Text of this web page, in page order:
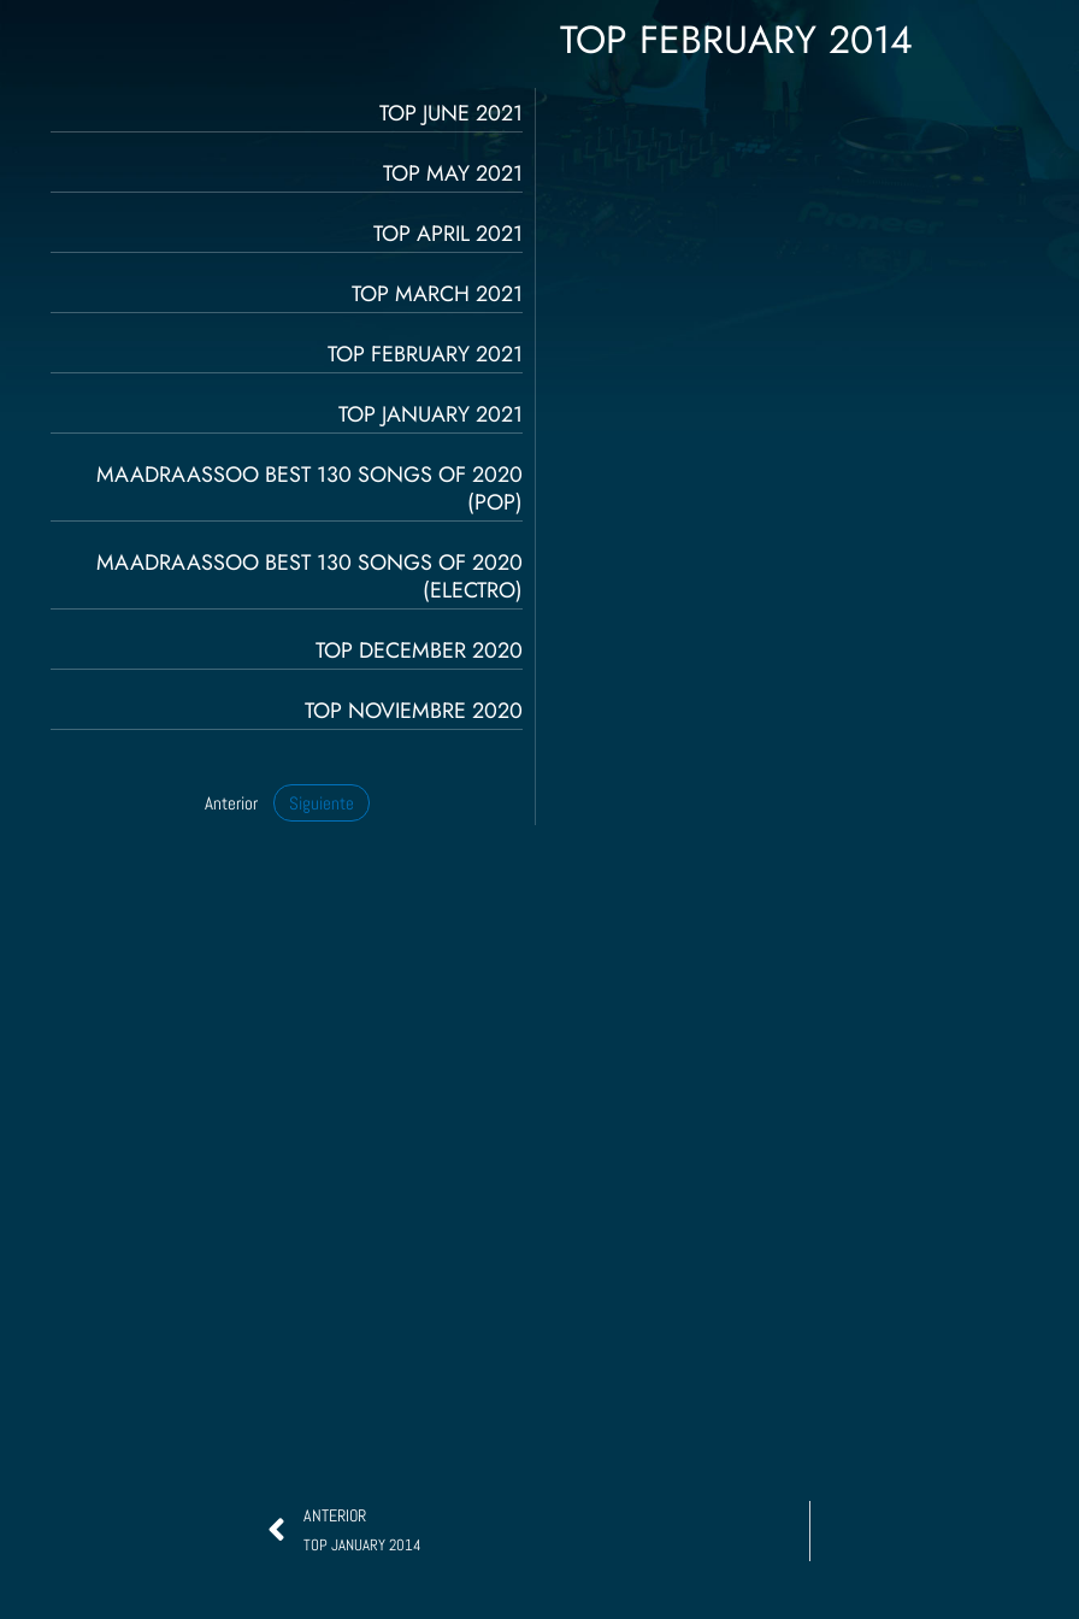
TOP JUNE 2021
TOP MAY 2021
TOP APRIL 2021
TOP MARCH 2021
TOP FEBRUARY 2021
TOP JANUARY 2021
MAADRAASSOO BEST 130 SONGS OF 2020
(POP)
MAADRAASSOO BEST 130 SONGS OF 2020
(ELECTRO)
TOP DECEMBER 2020
TOP NOVIEMBRE 2020
Anterior Siguiente
TOP FEBRUARY 2014
Ant
ANTERIOR
TOP JANUARY 2014